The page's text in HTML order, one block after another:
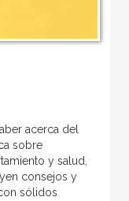
acerca del
sobre
y salud,
consejos y
sólidos